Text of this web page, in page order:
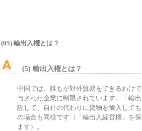
(05) 輸出入権とは？
(5) 輸出入権とは？
中国では、誰もが対外貿易をできるわけ
与された企業に制限されています。「輸
託して、自社の代わりに貨物を輸入して
の場合も同様です（「輸出入経営権」を
ます）。